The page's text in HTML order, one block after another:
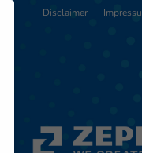
Disclaimer